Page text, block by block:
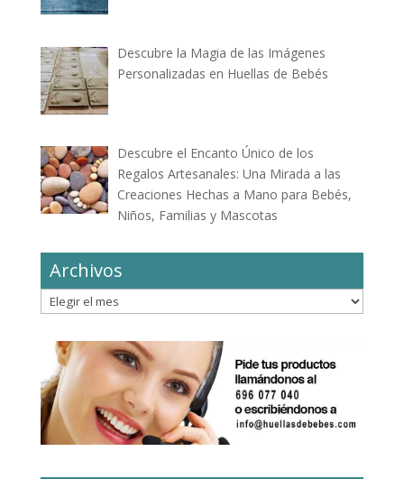
Descubre la Magia de las Imágenes
Personalizadas en Huellas de Bebés
Descubre el Encanto Único de los
Regalos Artesanales: Una Mirada a las
Creaciones Hechas a Mano para Bebés,
Niños, Familias y Mascotas
Archivos
Archivos